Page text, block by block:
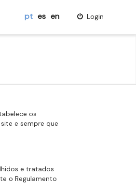
pt es en Login
os
e sempre que
e tratados
o Regulamento